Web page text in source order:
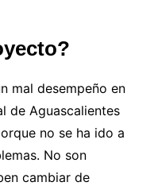
mal desempeño en
de Aguascalientes
no se ha ido a
No son
cambiar de